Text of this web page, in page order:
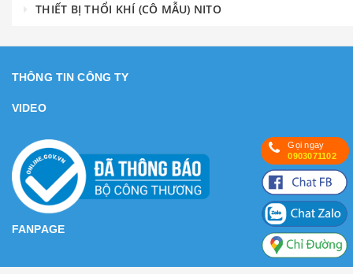
THIẾT BỊ THỔI KHÍ (CÔ MẪU) NITO
THÔNG TIN CÔNG TY
VIDEO
FANPAGE
Gọi ngay
0903071102